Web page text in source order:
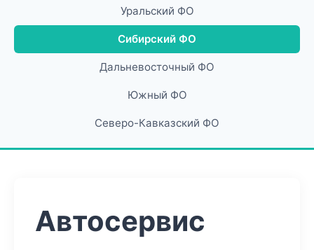
Уральский ФО
Сибирский ФО
Дальневосточный ФО
Южный ФО
Северо-Кавказский ФО
Автосервис